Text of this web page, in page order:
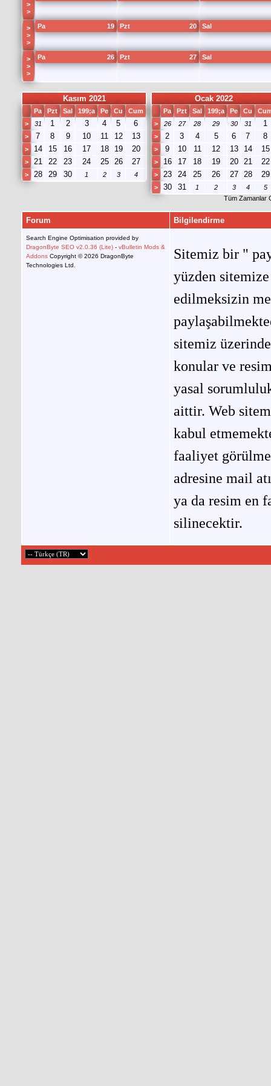
>
>
>
>
>
19
Pa 20
Pzt Sal
>
>
>
26
Pa 27
Pzt Sal
Kasım 2021
Pa Pzt Sal 199;a Pe Cu
Cum
>
31 1 2 3 4 5 6
> 7 8 9 10 11 12 13
> 14 15 16 17 18 19 20
> 21 22 23 24 25 26 27
> 28 29 30 1 2 3 4
Ocak 2022
Pa Pzt Sal 199;a Pe Cu
>
26 27 28 29 30 31 1
> 2 3 4 5 6 7 8
> 9 10 11 12 13 14 15
> 16 17 18 19 20 21 22
> 23 24 25 26 27 28 29
> 30 31 1 2 3 4
5
Tüm Zamanlar
Forum Bilgilendirme
Search Engine Optimisation provided by
DragonByte SEO v2.0.36 (Lite) - vBulletin Mods &
Addons Copyright © 2026 DragonByte
Technologies Ltd.
Sitemiz bir "
yüzden
edilmeksizin
sitemiz
konular ve
yasal
aittir. Web
kabul
faaliyet
adresine mail
ya da resim en
silinecektir.